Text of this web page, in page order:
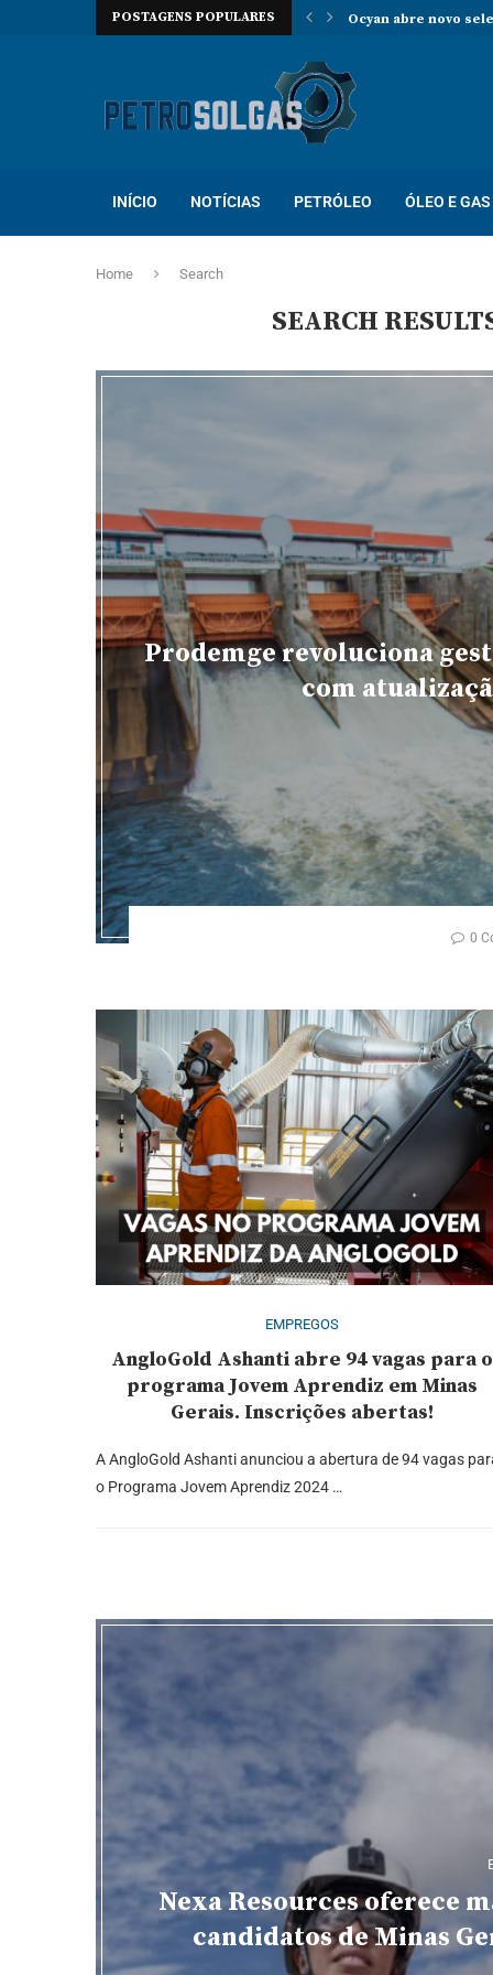
POSTAGENS POPULARES Oceaneering
INÍCIO NOTÍCIAS PETRÓLEO ÓLEO E GAS
Home Search
SEARCH
Prodemge revoluciona
com
0
EMPREGOS
AngloGold Ashanti abre 94 vagas para o
programa Jovem Aprendiz em Minas
Gerais. Inscrições abertas!
A AngloGold Ashanti anunciou a abertura de 94 vagas
o Programa Jovem Aprendiz 2024 …
Nexa Resources oferece
candidatos de Minas